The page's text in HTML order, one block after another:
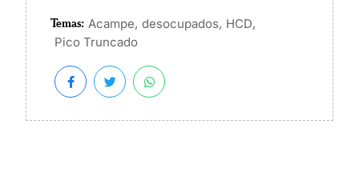
Temas: Acampe, desocupados, HCD,
Pico Truncado